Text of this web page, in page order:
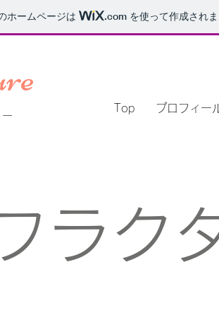
ホームページは .com を使って作成され
Top プロフィー
ラク